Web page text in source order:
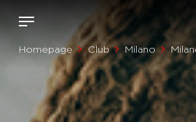
Homepage Club Milano